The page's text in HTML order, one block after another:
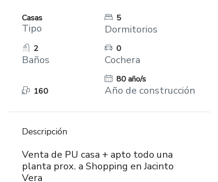
Casas
Tipo
5
Dormitorios
2
Baños
0
Cochera
160
80 año/s
Año de construcción
Descripción
Venta de PU casa + apto todo una
planta prox. a Shopping en Jacinto
Vera